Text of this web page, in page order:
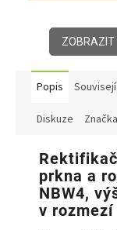
ZOBRAZIT
Popis
Diskuze Značka
prkna a
NBW4,
v rozmezí